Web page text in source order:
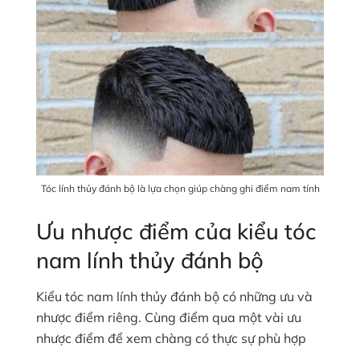
Tóc lính thủy đánh bộ là lựa chọn giúp chàng ghi điểm nam tính
Ưu nhược điểm của kiểu tóc
nam lính thủy đánh bộ
Kiểu tóc nam lính thủy đánh bộ có những ưu và
nhược điểm riêng. Cùng điểm qua một vài ưu
nhược điểm để xem chàng có thực sự phù hợp